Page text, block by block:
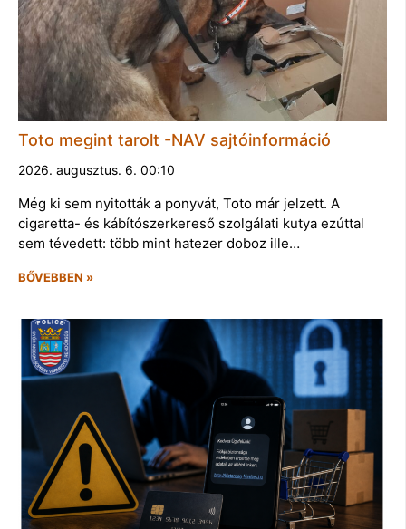
Toto megint tarolt -NAV sajtóinformáció
2026. augusztus. 6. 00:10
Még ki sem nyitották a ponyvát, Toto már jelzett. A
cigaretta- és kábítószerkereső szolgálati kutya ezúttal
sem tévedett: több mint hatezer doboz ille…
BŐVEBBEN »